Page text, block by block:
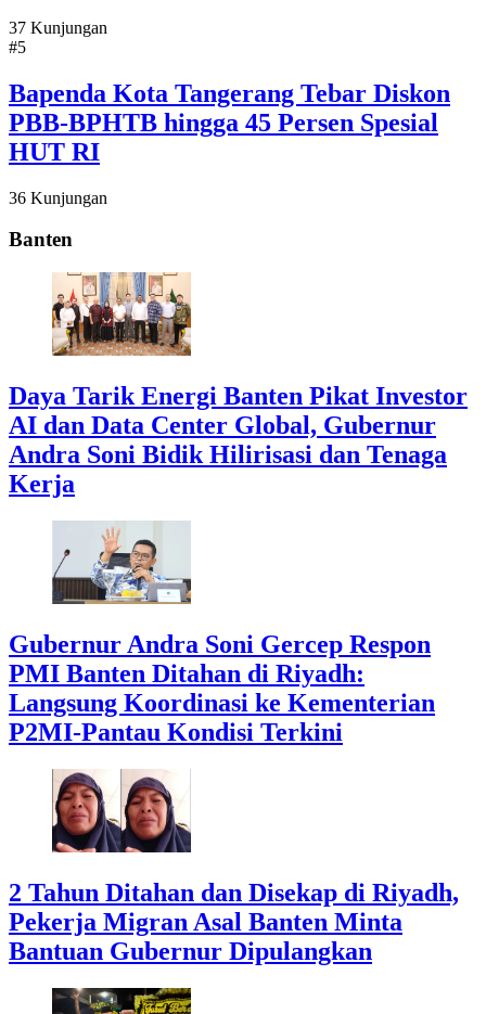
37 Kunjungan
#5
Bapenda Kota Tangerang Tebar Diskon
PBB-BPHTB hingga 45 Persen Spesial
HUT RI
36 Kunjungan
Banten
Daya Tarik Energi Banten Pikat Investor
AI dan Data Center Global, Gubernur
Andra Soni Bidik Hilirisasi dan Tenaga
Kerja
Gubernur Andra Soni Gercep Respon
PMI Banten Ditahan di Riyadh:
Langsung Koordinasi ke Kementerian
P2MI-Pantau Kondisi Terkini
2 Tahun Ditahan dan Disekap di Riyadh,
Pekerja Migran Asal Banten Minta
Bantuan Gubernur Dipulangkan